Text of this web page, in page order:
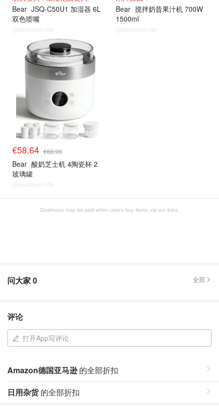
Bear JSQ-C50U1 加湿器 6L
双色喷嘴
@dealmoon.de
Bear 搅拌奶昔果汁机 700W
1500ml
@dealmoon.de
€58.64 €68.99
Bear 酸奶芝士机 4陶瓷杯 2
玻璃罐
@dealmoon.de
Dealmoon may be paid when users buy items via our links.
问大家0 全部
评论
打开App写评论
Amazon德国亚马逊的全部折扣
日用杂货的全部折扣